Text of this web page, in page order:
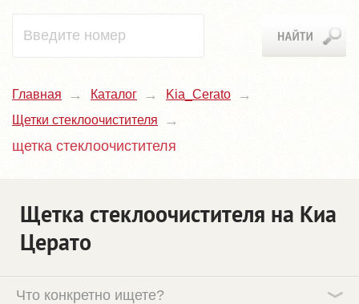
Главная Каталог
Kia_Cerato
Щетки стеклоочистителя
щетка стеклоочистителя
Щетка стеклоочистителя на Киа
Церато
Что конкретно ищете?